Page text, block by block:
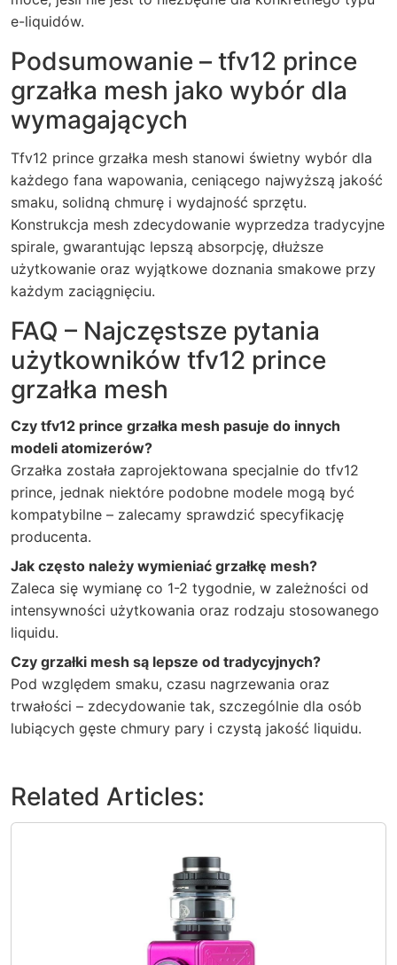
e-liquidów.
Podsumowanie – tfv12 prince
grzałka mesh jako wybór dla
wymagających
Tfv12 prince grzałka mesh stanowi świetny wybór dla
każdego fana wapowania, ceniącego najwyższą jakość
smaku, solidną chmurę i wydajność sprzętu.
Konstrukcja mesh zdecydowanie wyprzedza tradycyjne
spirale, gwarantując lepszą absorpcję, dłuższe
użytkowanie oraz wyjątkowe doznania smakowe przy
każdym zaciągnięciu.
FAQ – Najczęstsze pytania
użytkowników tfv12 prince
grzałka mesh
Czy tfv12 prince grzałka mesh pasuje do innych
modeli atomizerów?
Grzałka została zaprojektowana specjalnie do tfv12
prince, jednak niektóre podobne modele mogą być
kompatybilne – zalecamy sprawdzić specyfikację
producenta.
Jak często należy wymieniać grzałkę mesh?
Zaleca się wymianę co 1-2 tygodnie, w zależności od
intensywności użytkowania oraz rodzaju stosowanego
liquidu.
Czy grzałki mesh są lepsze od tradycyjnych?
Pod względem smaku, czasu nagrzewania oraz
trwałości – zdecydowanie tak, szczególnie dla osób
lubiących gęste chmury pary i czystą jakość liquidu.
Related Articles: